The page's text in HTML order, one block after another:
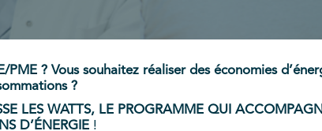
PME ? Vous souhaitez réaliser des économies
?
LES WATTS, LE PROGRAMME QUI
D’ÉNERGIE !